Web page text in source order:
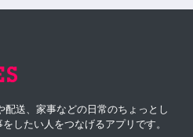
送、家事などの日常のちょっとし
したい人をつなげるアプリです。